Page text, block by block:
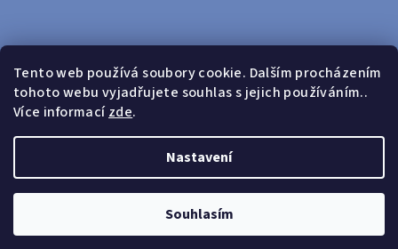
Tento web používá soubory cookie. Dalším procházením
tohoto webu vyjadřujete souhlas s jejich používáním..
Více informacízde.
Nastavení
Souhlasím
Sledovat na Instagramu
Doprava zdarma od 599 Kč
Vytvořil Shoptet